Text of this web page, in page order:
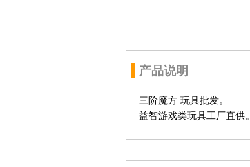
产品说明
三阶魔方 玩具批发。
益智游戏类玩具工厂直供。